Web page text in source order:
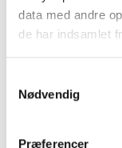
data med andre
de har indsamlet
Nødvendig
Præferencer
iværksætter og
virksomhedsejer med